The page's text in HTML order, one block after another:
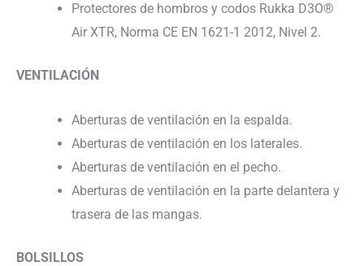
Protectores de hombros y codos Rukka D3O®
Air XTR, Norma CE EN 1621-1 2012, Nivel 2.
VENTILACIÓN
Aberturas de ventilación en la espalda.
Aberturas de ventilación en los laterales.
Aberturas de ventilación en el pecho.
Aberturas de ventilación en la parte delantera y
trasera de las mangas.
BOLSILLOS